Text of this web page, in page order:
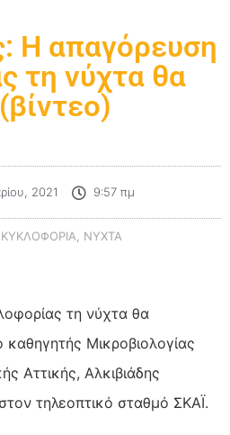
Η απαγόρευση
τη νύχτα θα
2021 9:57 πμ
ΚΥΚΛΟΦΟΡΙΑ, ΝΥΧΤΑ
τη νύχτα θα
καθηγητής Μικροβιολογίας
Αττικής, Αλκιβιάδης
τηλεοπτικό σταθμό ΣΚΑΪ.